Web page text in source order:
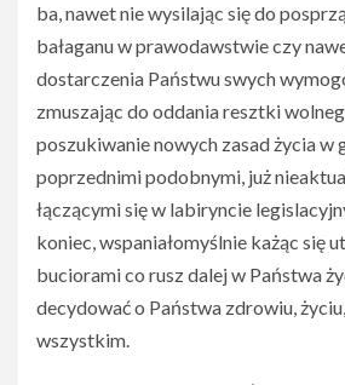
ba, nawet nie wysilając się do
bałaganu w prawodawstwie czy
dostarczenia Państwu swych
zmuszając do oddania resztki
poszukiwanie nowych zasad życia w
poprzednimi podobnymi, już
łączącymi się w labiryncie
koniec, wspaniałomyślnie każąc się
buciorami co rusz dalej w Państwa
decydować o Państwa zdrowiu,
wszystkim.